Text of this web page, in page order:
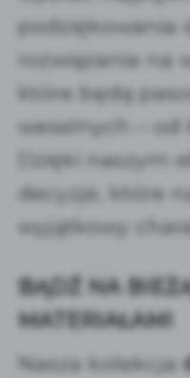
podziękowania
rozwiązania na
które będą
weselnych – od
Dzięki naszym
decyzje, które
wyjątkowy
BĄDŹ NA
MATERIAŁAMI
Nasza kolekcja